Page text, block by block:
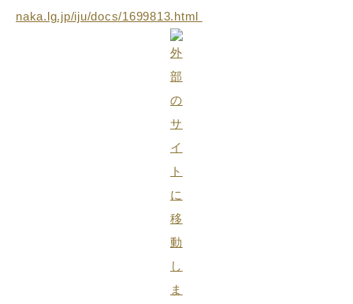
naka.lg.jp/iju/docs/1699813.html